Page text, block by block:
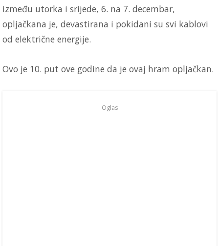
između utorka i srijede, 6. na 7. decembar,
opljačkana je, devastirana i pokidani su svi kablovi
od električne energije.
Ovo je 10. put ove godine da je ovaj hram opljačkan.
Oglas